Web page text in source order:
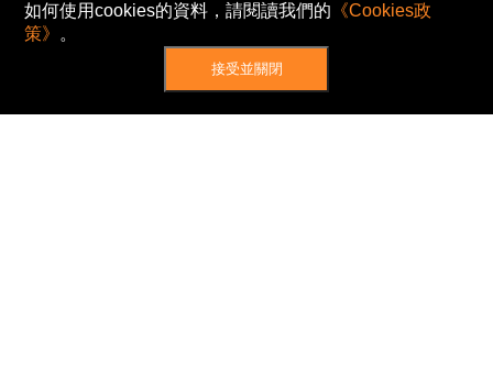
如何使用cookies的資料，請閱讀我們的 《Cookies政
策》 。
接受並關閉